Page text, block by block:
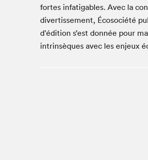
Café La Presse
Espace Côte-des-Neiges
Espace jeunesse présenté par
Espace Zines
fortes infatigables. Avec la
divertissement, Écosociété
d'édition s’est donnée pour
intrinsèques avec les enjeux